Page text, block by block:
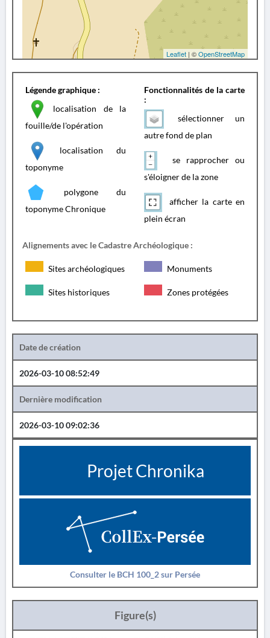
Leaflet | ©OpenStreetMap
Légende graphique :
localisation de la
fouille/de l'opération
localisation du
toponyme
polygone du
toponyme Chronique
Fonctionnalités de la carte
:
sélectionner un
autre fond de plan
se rapprocher ou
s'éloigner de la zone
afficher la carte en
plein écran
Alignements avec le Cadastre Archéologique :
Sites archéologiques Monuments
Sites historiques Zones protégées
Date de création
2026-03-10 08:52:49
Dernière modification
2026-03-10 09:02:36
Projet Chronika
Consulter le BCH 100_2 sur Persée
Figure(s)